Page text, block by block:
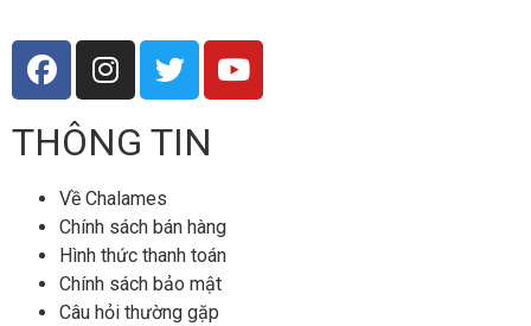
THÔNG TIN
Về Chalames
Chính sách bán hàng
Hình thức thanh toán
Chính sách bảo mật
Câu hỏi thường gặp